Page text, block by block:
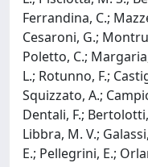
Ferrandina, C.;
Cesaroni, G.;
Poletto, C.;
L.; Rotunno, F.;
Squizzato, A.;
Dentali, F.;
Libbra, M. V.;
E.; Pellegrini, E.;